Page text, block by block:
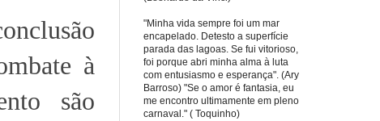
à
são
"Minha vida sempre foi um mar
encapelado. Detesto a superfície
parada das lagoas. Se fui vitorioso,
foi porque abri minha alma à luta
com entusiasmo e esperança". (Ary
Barroso) "Se o amor é fantasia, eu
me encontro ultimamente em pleno
carnaval." ( Toquinho)